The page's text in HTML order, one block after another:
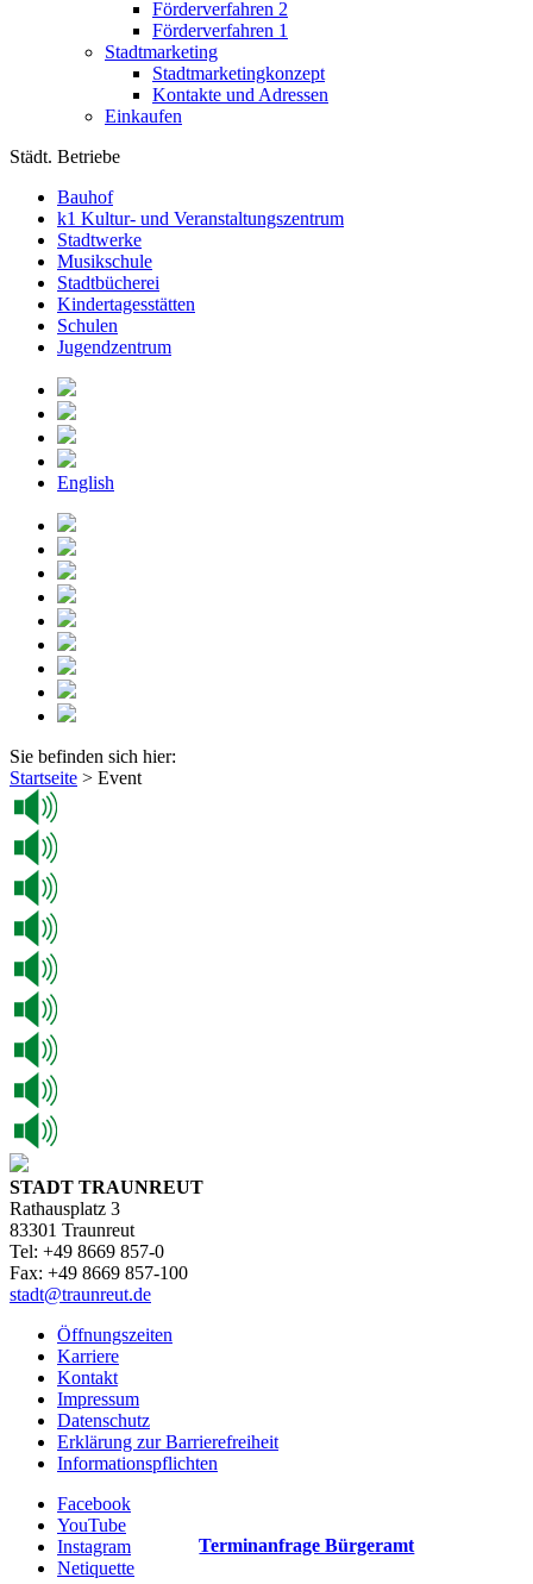
Förderverfahren 2
Förderverfahren 1
Stadtmarketing
Stadtmarketingkonzept
Kontakte und Adressen
Einkaufen
Städt. Betriebe
Bauhof
k1 Kultur- und Veranstaltungszentrum
Stadtwerke
Musikschule
Stadtbücherei
Kindertagesstätten
Schulen
Jugendzentrum
English
Sie befinden sich hier:
Startseite > Event
STADT TRAUNREUT
Rathausplatz 3
83301 Traunreut
Tel: +49 8669 857-0
Fax: +49 8669 857-100
stadt@traunreut.de
Öffnungszeiten
Karriere
Kontakt
Impressum
Datenschutz
Erklärung zur Barrierefreiheit
Informationspflichten
Facebook
YouTube
Instagram
Netiquette
Terminanfrage Bürgeramt